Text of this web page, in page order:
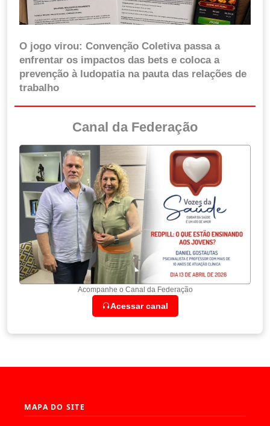
O jogo virou: Convenção Coletiva passa a
enfrentar os impactos das bets e coloca a
prevenção à ludopatia na pauta das relações de
trabalho
Canal da Federação
Acompanhe o Canal da Federação
Acessar canal
MAPA DO SITE